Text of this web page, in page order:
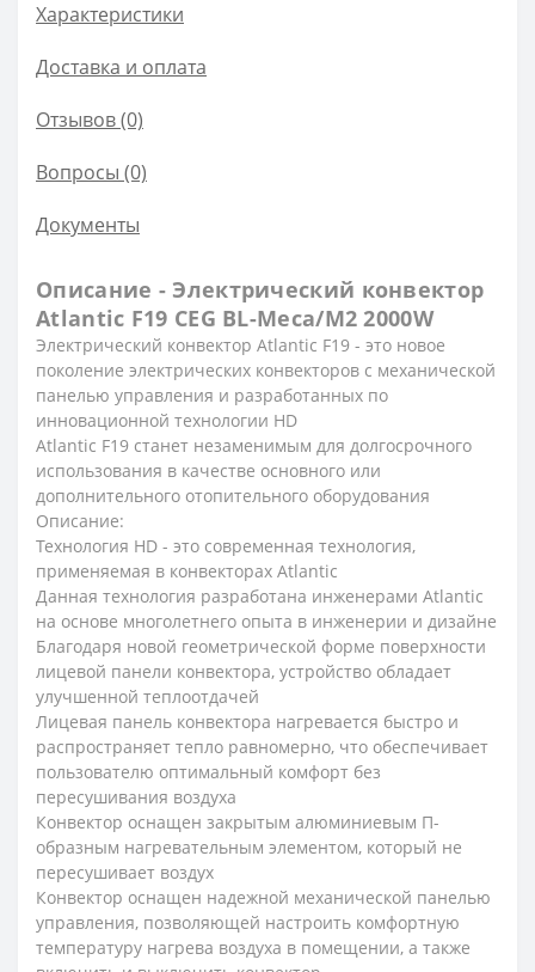
Характеристики
Доставка и оплата
Отзывов (0)
Вопросы (0)
Документы
Описание - Электрический конвектор
Atlantic F19 CEG BL-Meca/M2 2000W
Электрический конвектор Atlantic F19 - это новое
поколение электрических конвекторов с механической
панелью управления и разработанных по
инновационной технологии HD
Atlantic F19 станет незаменимым для долгосрочного
использования в качестве основного или
дополнительного отопительного оборудования
Описание:
Технология HD - это современная технология,
применяемая в конвекторах Atlantic
Данная технология разработана инженерами Atlantic
на основе многолетнего опыта в инженерии и дизайне
Благодаря новой геометрической форме поверхности
лицевой панели конвектора, устройство обладает
улучшенной теплоотдачей
Лицевая панель конвектора нагревается быстро и
распространяет тепло равномерно, что обеспечивает
пользователю оптимальный комфорт без
пересушивания воздуха
Конвектор оснащен закрытым алюминиевым П-
образным нагревательным элементом, который не
пересушивает воздух
Конвектор оснащен надежной механической панелью
управления, позволяющей настроить комфортную
температуру нагрева воздуха в помещении, а также